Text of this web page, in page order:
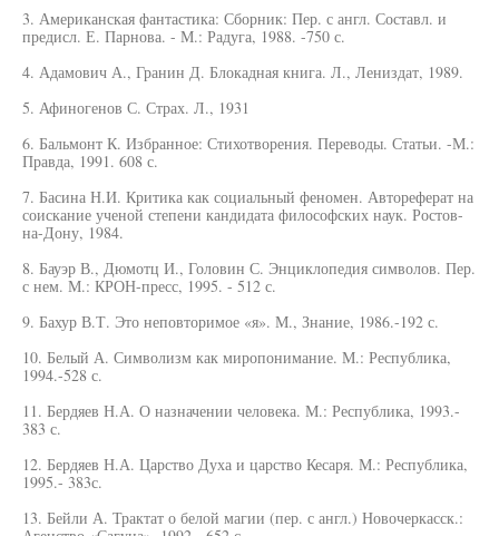
3. Американская фантастика: Сборник: Пер. с англ. Составл. и
предисл. Е. Парнова. - М.: Радуга, 1988. -750 с.
4. Адамович А., Гранин Д. Блокадная книга. Л., Лениздат, 1989.
5. Афиногенов С. Страх. Л., 1931
6. Бальмонт К. Избранное: Стихотворения. Переводы. Статьи. -М.:
Правда, 1991. 608 с.
7. Басина Н.И. Критика как социальный феномен. Автореферат на
соискание ученой степени кандидата философских наук. Ростов-
на-Дону, 1984.
8. Бауэр В., Дюмотц И., Головин С. Энциклопедия символов. Пер.
с нем. М.: КРОН-пресс, 1995. - 512 с.
9. Бахур В.Т. Это неповторимое «я». М., Знание, 1986.-192 с.
10. Белый А. Символизм как миропонимание. М.: Республика,
1994.-528 с.
11. Бердяев Н.А. О назначении человека. М.: Республика, 1993.-
383 с.
12. Бердяев Н.А. Царство Духа и царство Кесаря. М.: Республика,
1995.- 383с.
13. Бейли А. Трактат о белой магии (пер. с англ.) Новочеркасск.: